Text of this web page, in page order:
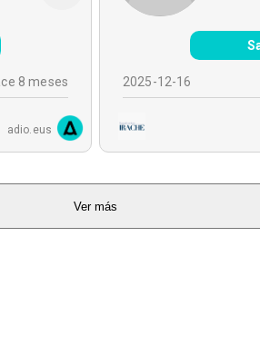
8 meses
adio.eus
2025-12-16
Ver más